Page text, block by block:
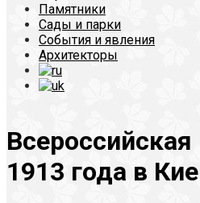
Памятники
Сады и парки
События и явления
Архитекторы
1913 года в